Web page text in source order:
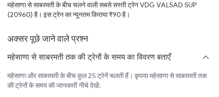
महेसाणा से साबरमती के बीच चलने वाली सबसे सस्ती ट्रेन VDG VALSAD SUP
(20960) है। इस ट्रेन का न्यूनतम किराया ₹90 है।
अक्सर पूछे जाने वाले प्रश्न
महेसाणा से साबरमती तक की ट्रेनों के समय का विवरण बताएँ
महेसाणा और साबरमती के बीच कुल 25 ट्रेनें चलती हैं। कृपया महेसाणा से साबरमती तक
की ट्रेनों के समय की जानकारी नीचे देखें: